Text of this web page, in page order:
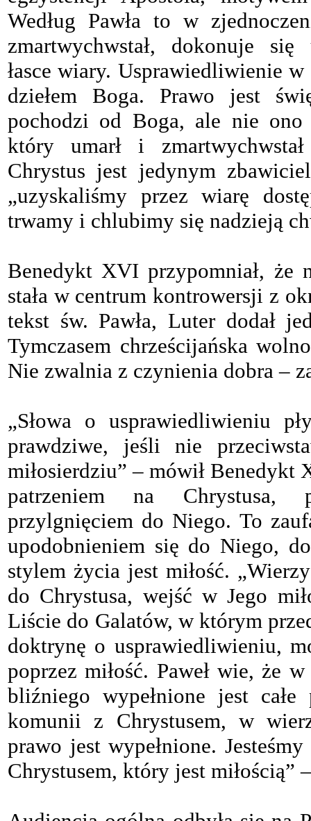
Według Pawła to w
zmartwychwstał, dokonuje
łasce wiary. Usprawiedliwienie
dziełem Boga. Prawo jest
pochodzi od Boga, ale nie ono
który umarł i
Chrystus jest jedynym
„uzyskaliśmy przez wiarę
trwamy i chlubimy się nadzieją
Benedykt XVI przypomniał, że
stała w centrum kontrowersji z
tekst św. Pawła, Luter dodał
Tymczasem chrześcijańska
Nie zwalnia z czynienia dobra –
„Słowa o usprawiedliwieniu
prawdziwe, jeśli nie
miłosierdziu” – mówił Benedykt
patrzeniem na Chrystusa,
przylgnięciem do Niego. To
upodobnieniem się do Niego,
stylem życia jest miłość.
do Chrystusa, wejść w Jego
Liście do Galatów, w którym
doktrynę o usprawiedliwieniu,
poprzez miłość. Paweł wie, że
bliźniego wypełnione jest
komunii z Chrystusem, w
prawo jest wypełnione.
Chrystusem, który jest miłością”